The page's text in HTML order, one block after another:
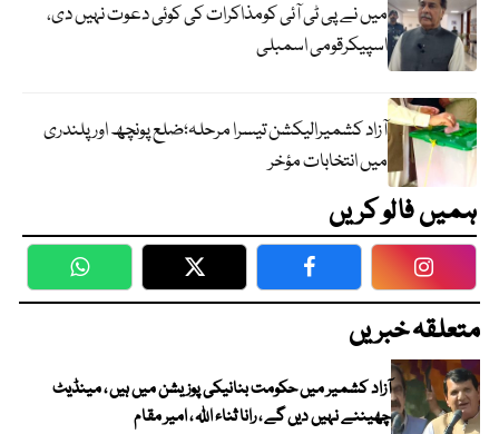
میں نے پی ٹی آئی کومذاکرات کی کوئی دعوت نہیں دی،
اسپیکرقومی اسمبلی
آزاد کشمیرالیکشن تیسرا مرحلہ؛ضلع پونچھ اور پلندری
میں انتخابات مؤخر
ہمیں فالو کریں
WhatsApp Twitter Facebook
متعلقہ خبریں
آزاد کشمیر میں حکومت بنانیکی پوزیشن میں ہیں ، مینڈیٹ
چھیننے نہیں دیں گے ، رانا ثناء اللہ ، امیر مقام